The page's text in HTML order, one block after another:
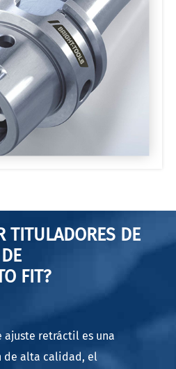
TITULADORES DE
FIT?
ajuste retráctil es una
de alta calidad, el